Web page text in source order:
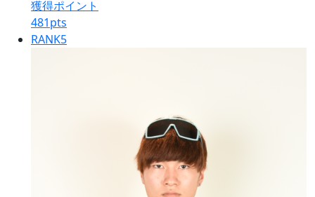
獲得ポイント
481pts
RANK5